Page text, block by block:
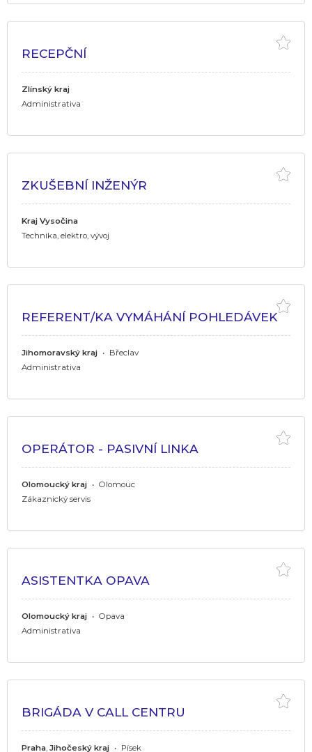
RECEPČNÍ
Zlínský kraj
Administrativa
ZKUŠEBNÍ INŽENÝR
Kraj Vysočina
Technika, elektro, vývoj
REFERENT/KA VYMÁHÁNÍ POHLEDÁVEK
Jihomoravský kraj • Břeclav
Administrativa
OPERÁTOR - PASIVNÍ LINKA
Olomoucký kraj • Olomouc
Zákaznický servis
ASISTENTKA OPAVA
Olomoucký kraj • Opava
Administrativa
BRIGÁDA V CALL CENTRU
Praha Jihočeský kraj • Písek